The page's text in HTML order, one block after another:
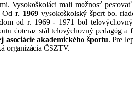
Vysokoškoláci mali možnosť
Odr. 1969 vysokoškolský šport bol
od r. 1969 - 1971 bol
doteraz stál telovýchovný pedagóg a
asociácie akademického športu. Pre
organizácia ČSZTV.